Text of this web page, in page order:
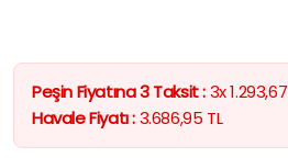
Peşin Fiyatına 3 Taksit :3x1.293,67
Havale Fiyatı :3.686,95 TL